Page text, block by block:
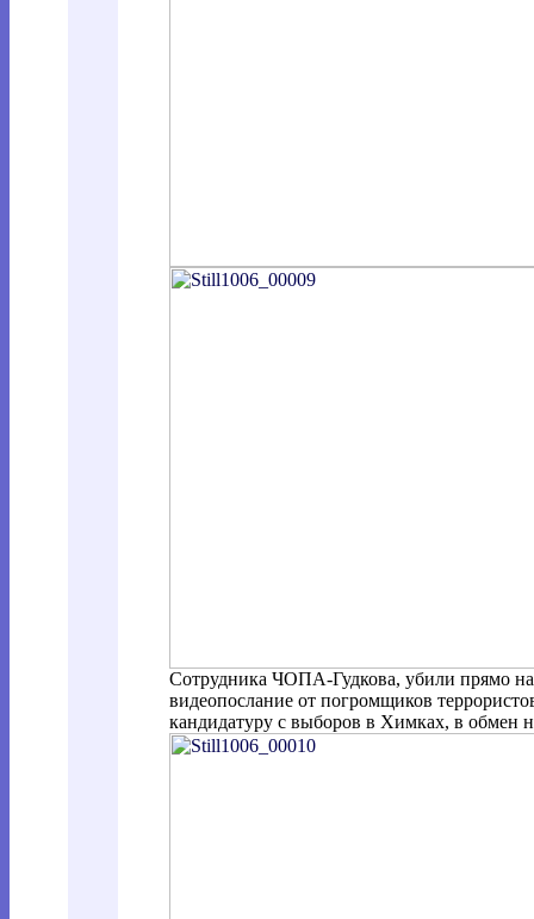
Сотрудника ЧОПА-Гудкова, убили прямо
видеопослание от погромщиков
кандидатуру с выборов в Химках, в обмен